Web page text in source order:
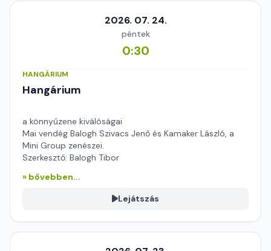
2026. 07. 24.
péntek
0:30
HANGÁRIUM
Hangárium
a könnyűzene kiválóságai
Mai vendég Balogh Szivacs Jenő és Kamaker László, a
Mini Group zenészei.
Szerkesztő: Balogh Tibor
» bővebben...
Lejátszás